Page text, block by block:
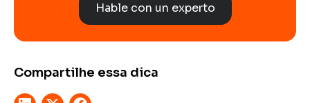
Hable con un experto
Compartilhe essa dica